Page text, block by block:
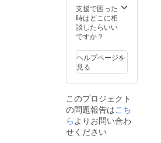
にサー
キット
修理費
をお支
ただき
ます
とし
て、修
理費実
費/100
どちら
か安い
方をお
支払い
きます
※クラッ
シュし
た際に
サー
内しま
す。 ※
参加
費、整
ガソリ
ン代を
含みま
す ※明
運転操
作が原
因(オー
バーレ
ブ等)に
180 min
or マツ
耐)と日
を第三
でご記
入くだ
さい。
・クラ
ファン
ディン
グ終了
後、
レース
支援で困った
時はどこに相
談したらいい
ですか？
ヘルプページを
見る
このプロジェクト
の問題報告はこち
らよりお問い合わ
せください